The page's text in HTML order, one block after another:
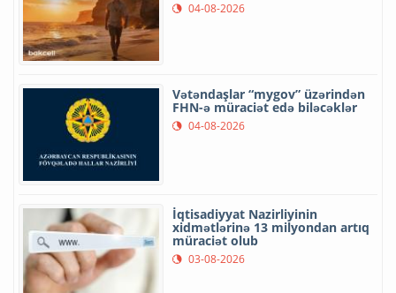
04-08-2026
Vətəndaşlar “mygov” üzərindən
FHN-ə müraciət edə biləcəklər
04-08-2026
İqtisadiyyat Nazirliyinin
xidmətlərinə 13 milyondan artıq
müraciət olub
03-08-2026